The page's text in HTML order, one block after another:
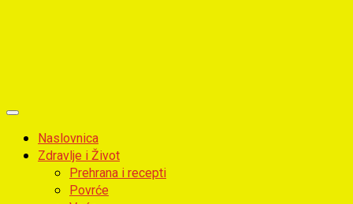
Primary
MenuNaslovnica
Zdravlje i Život
Prehrana i recepti
Povrće